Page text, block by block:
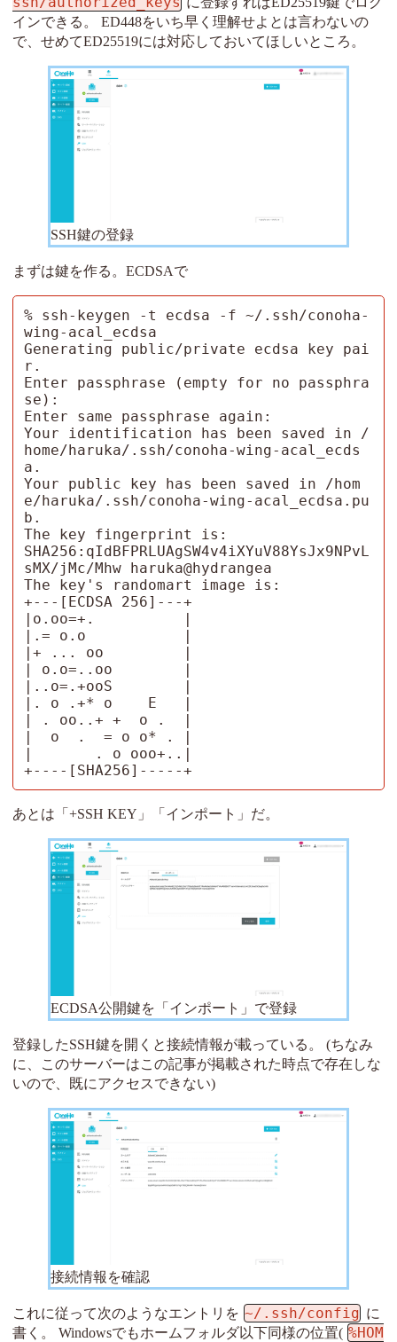
インできる。 ED448をいち早く理解せよとは言わないの
で、せめてED25519には対応しておいてほしいところ。
SSH鍵の登録
まずは鍵を作る。ECDSAで
% ssh-keygen -t ecdsa -f ~/.ssh/conoha-
wing-acal_ecdsa
Generating public/private ecdsa key pai
r.
Enter passphrase (empty for no passphra
se):
Enter same passphrase again:
Your identification has been saved in /
home/haruka/.ssh/conoha-wing-acal_ecds
a.
Your public key has been saved in /hom
e/haruka/.ssh/conoha-wing-acal_ecdsa.pu
b.
The key fingerprint is:
SHA256:qIdBFPRLUAgSW4v4iXYuV88YsJx9NPvL
sMX/jMc/Mhw haruka@hydrangea
The key's randomart image is:
+---[ECDSA 256]---+
|o.oo=+.          |
|.= o.o           |
|+ ... oo         |
| o.o=..oo        |
|..o=.+ooS        |
|. o .+* o    E   |
| . oo..+ +  o .  |
|  o  .  = o o* . |
|       . o ooo+..|
+----[SHA256]-----+
あとは「+SSH KEY」「インポート」だ。
ECDSA公開鍵を「インポート」で登録
登録したSSH鍵を開くと接続情報が載っている。 (ちなみ
に、このサーバーはこの記事が掲載された時点で存在しな
いので、既にアクセスできない)
接続情報を確認
これに従って次のようなエントリを ~/.ssh/config に
書く。 Windowsでもホームフォルダ以下同様の位置( %HOM